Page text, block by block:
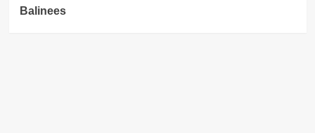
Balinees